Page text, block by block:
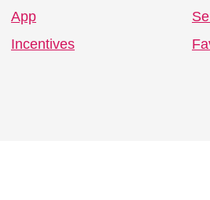
App
Incentives